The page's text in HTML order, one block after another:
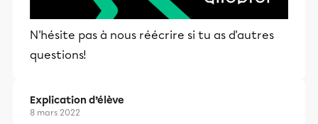
N'hésite pas à nous réécrire si tu as d'autres
questions!
Explication d’élève
8 mars 2022